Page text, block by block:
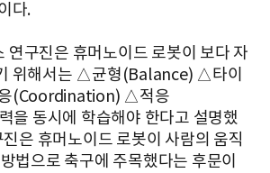
다.
연구진은 휴머노이드 로봇이 보다 자
위해서는 △균형(Balance) △타이
(Coordination) △적응
동시에 학습해야 한다고 설명했
은 휴머노이드 로봇이 사람의 움직
법으로 축구에 주목했다는 후문이